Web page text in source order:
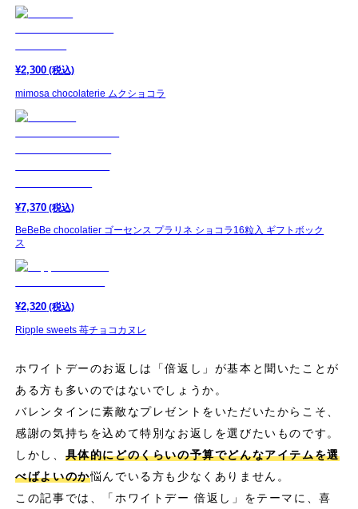
¥2,300 (税込)
mimosa chocolaterie ムクショコラ
¥7,370 (税込)
BeBeBe chocolatier ゴーセンス プラリネ ショコラ16粒入 ギフトボック
ス
¥2,320 (税込)
Ripple sweets 苺チョコカヌレ
ホワイトデーのお返しは「倍返し」が基本と聞いたことが
ある方も多いのではないでしょうか。
バレンタインに素敵なプレゼントをいただいたからこそ、
感謝の気持ちを込めて特別なお返しを選びたいものです。
しかし、 具体的にどのくらいの予算でどんなアイテムを選
べばよいのか悩んでいる方も少なくありません。
この記事では、「ホワイトデー 倍返し」をテーマに、喜